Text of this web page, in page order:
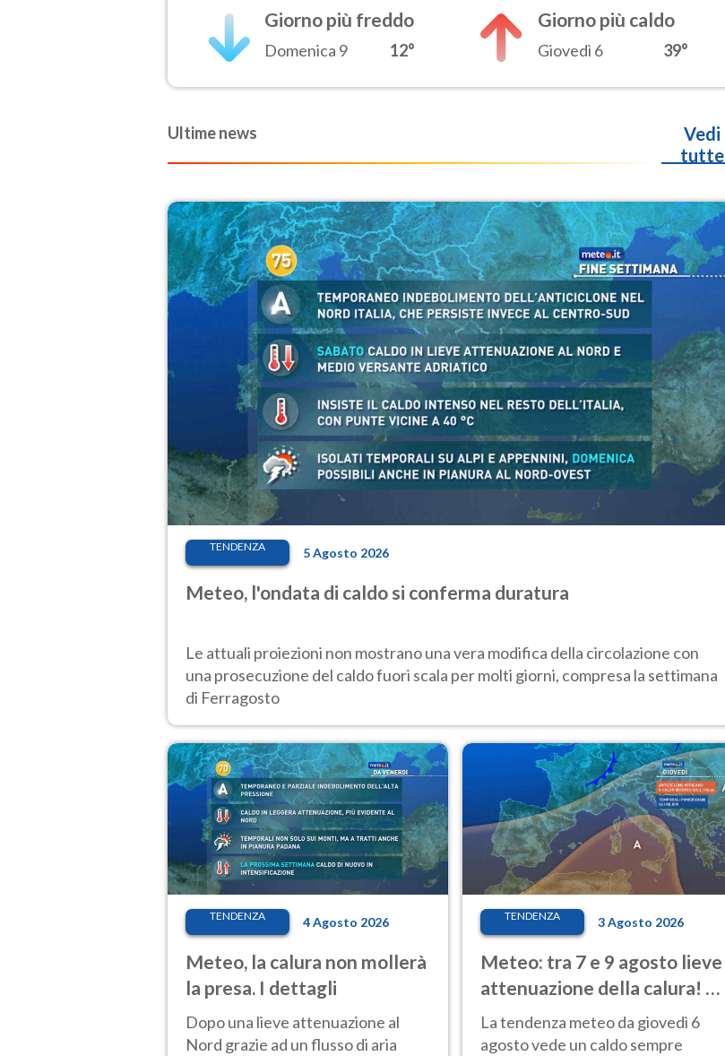
Giorno più freddo
Domenica 9 12°
Giorno più caldo
Giovedì 6 39°
Ultime news
Vedi
tutte
TENDENZA 5 Agosto 2026
Meteo, l'ondata di caldo si conferma duratura
Le attuali proiezioni non mostrano una vera modifica della circolazione con
una prosecuzione del caldo fuori scala per molti giorni, compresa la settimana
di Ferragosto
TENDENZA 4 Agosto 2026
Meteo, la calura non mollerà
la presa. I dettagli
Dopo una lieve attenuazione al
Nord grazie ad un flusso di aria
TENDENZA 3 Agosto 2026
Meteo: tra 7 e 9 agosto lieve
attenuazione della calura! Al
Nord rischio temporali
La tendenza meteo da giovedì 6
agosto vede un caldo sempre